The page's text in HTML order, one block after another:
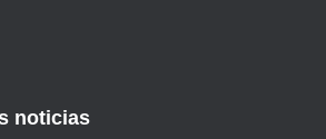
noticias